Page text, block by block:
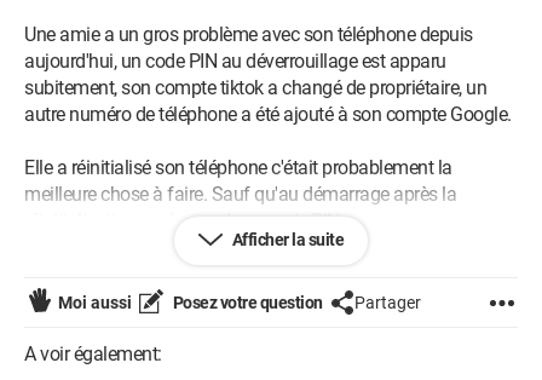
Une amie a un gros problème avec son téléphone depuis
aujourd'hui, un code PIN au déverrouillage est apparu
subitement, son compte tiktok a changé de propriétaire, un
autre numéro de téléphone a été ajouté à son compte Google.
Elle a réinitialisé son téléphone c'était probablement la
meilleure chose à faire. Sauf qu'au démarrage après la
réinitialisation ça demande un code PIN ...
Afficher la suite
Moi aussi Posez votre question Partager
A voir également: